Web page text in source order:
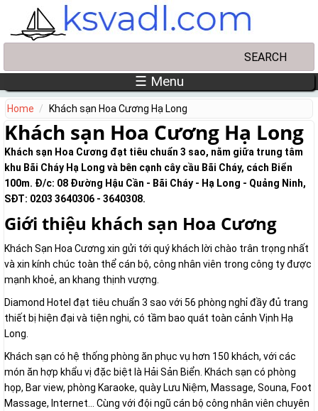
Skip to main content
☰ Menu
Home Khách sạn Hoa Cương Hạ Long
Khách sạn Hoa Cương Hạ Long
Khách sạn Hoa Cương đạt tiêu chuẩn 3 sao, nằm giữa trung tâm
khu Bãi Cháy Hạ Long và bên cạnh cây cầu Bãi Cháy, cách Biển
100m. Đ/c: 08 Đường Hậu Cần - Bãi Cháy - Hạ Long - Quảng Ninh,
SĐT: 0203 3640306 - 3640308.
Giới thiệu khách sạn Hoa Cương
Khách Sạn Hoa Cương xin gửi tới quý khách lời chào trân trọng nhất
và xin kính chúc toàn thể cán bộ, công nhân viên trong công ty được
mạnh khoẻ, an khang thịnh vượng.
Diamond Hotel đạt tiêu chuẩn 3 sao với 56 phòng nghỉ đầy đủ trang
thiết bị hiện đại và tiện nghi, có tầm bao quát toàn cảnh Vịnh Hạ
Long.
Khách sạn có hệ thống phòng ăn phục vụ hơn 150 khách, với các
món ăn hợp khẩu vị đặc biệt là Hải Sản Biển. Khách sạn có phòng
họp, Bar view, phòng Karaoke, quày Lưu Niệm, Massage, Souna, Foot
Massage, Internet… Cùng với đội ngũ cán bộ công nhân viên chuyên